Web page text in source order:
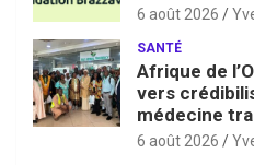
6 août 2026
SANTÉ
Afrique de
vers
médecine
6 août 2026